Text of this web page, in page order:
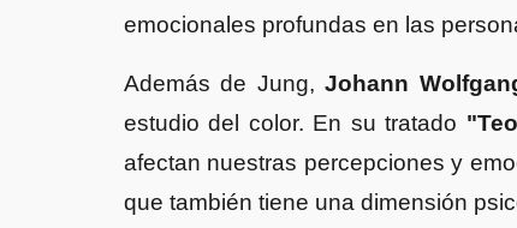
emocionales profundas en las
Además de Jung,Johann
estudio del color. En su tratado
afectan nuestras percepciones y
que también tiene una dimensión